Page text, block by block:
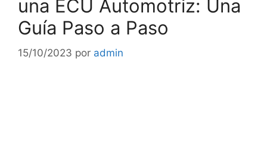
una ECU Automotriz: Una
Guía Paso a Paso
15/10/2023 por admin